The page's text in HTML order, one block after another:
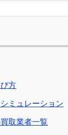
方
ミュレーション
取業者一覧